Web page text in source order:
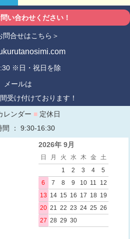
い合わせください！
問合せはこちら＞
※日・祝日を除
メールは
受け付けております！
レンダー ■ 定休日
間 ： 9:30-16:30
2026年 9月
日 月 火 水 木 金
土
1
2 3 4
5
6
7 8 9 10 11
12
13 14 15 16 17 18 19
20 21 22 23 24 25 26
27 28 29 30